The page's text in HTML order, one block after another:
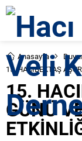
Anasayfa
15. HACIBEKTAŞ
15.
GÜNÜ